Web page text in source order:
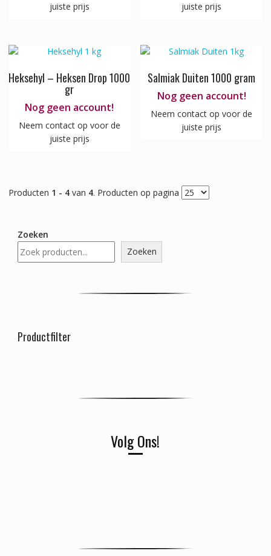
juiste prijs
juiste prijs
Heksehyl – Heksen Drop 1000
gr
Nog geen account!
Neem contact op voor de
juiste prijs
Salmiak Duiten 1000 gram
Nog geen account!
Neem contact op voor de
juiste prijs
Producten 1 - 4van 4. Producten op pagina
Zoeken
Zoeken
Productfilter
Volg Ons!